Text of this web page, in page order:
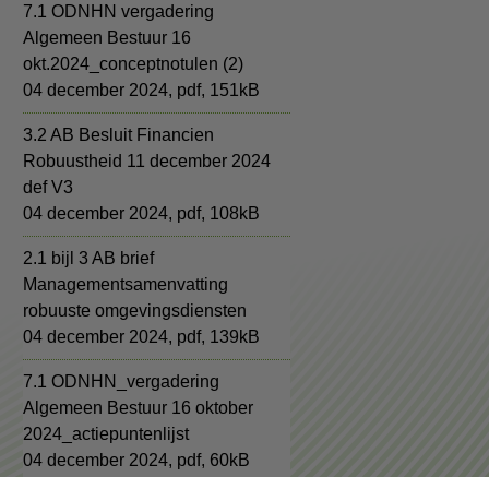
7.1 ODNHN vergadering
Algemeen Bestuur 16
okt.2024_conceptnotulen (2)
04 december 2024, pdf, 151kB
3.2 AB Besluit Financien
Robuustheid 11 december 2024
def V3
04 december 2024, pdf, 108kB
2.1 bijl 3 AB brief
Managementsamenvatting
robuuste omgevingsdiensten
04 december 2024, pdf, 139kB
7.1 ODNHN_vergadering
Algemeen Bestuur 16 oktober
2024_actiepuntenlijst
04 december 2024, pdf, 60kB